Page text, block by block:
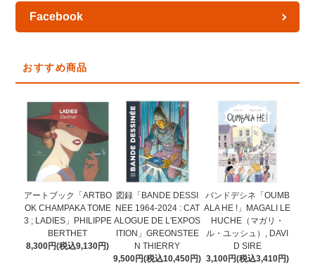
Facebook
おすすめ商品
アートブック「ARTBO
OK CHAMPAKA TOME
3 ; LADIES」PHILIPPE
BERTHET
8,300円(税込9,130円)
図録「BANDE DESSI
NEE 1964-2024 : CAT
ALOGUE DE L'EXPOS
ITION」GREONSTEE
N THIERRY
9,500円(税込10,450円)
バンドデシネ「OUMB
ALA HE !」MAGALI LE
HUCHE（マガリ・
ル・ユッシュ）, DAVI
D SIRE
3,100円(税込3,410円)